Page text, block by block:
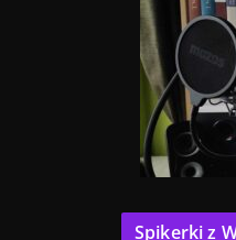
Spikerki z